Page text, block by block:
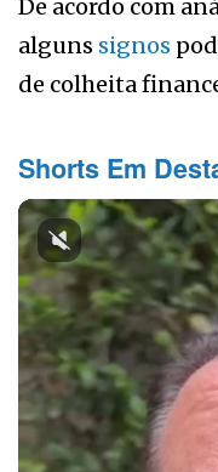
De acordo com
alguns signos
de colheita
Shorts Em